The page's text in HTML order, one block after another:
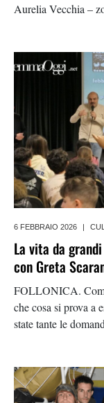
Aurelia Vecchia –
convivialità,
6 FEBBRAIO 2026
La vita da
con Greta
FOLLONICA.
che cosa si prova a
state tante le